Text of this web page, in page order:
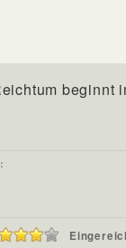
beginnt